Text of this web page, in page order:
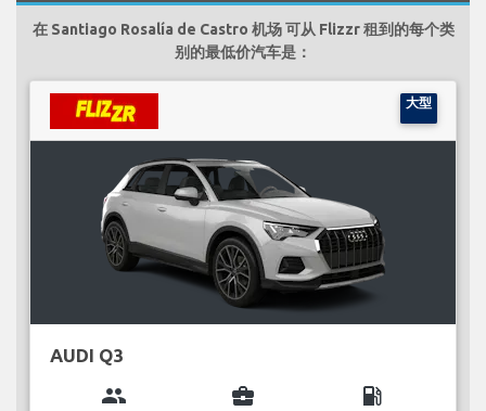
在 Santiago Rosalía de Castro 机场 可从 Flizzr 租到的每个类
别的最低价汽车是：
大型
AUDI Q3
group business_center local_gas_station